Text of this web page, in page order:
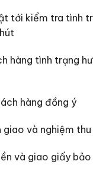
tới kiểm tra tình
hàng tình trạng
hàng đồng ý
giao và nghiệm thu
và giao giấy bảo